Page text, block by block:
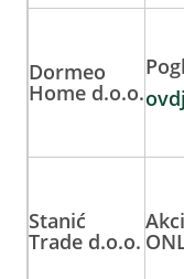
Dormeo
Home d.o.o.
Stanić
Trade d.o.o.